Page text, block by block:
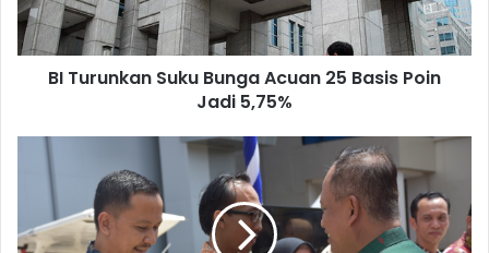
BI Turunkan Suku Bunga Acuan 25 Basis Poin
Jadi 5,75%